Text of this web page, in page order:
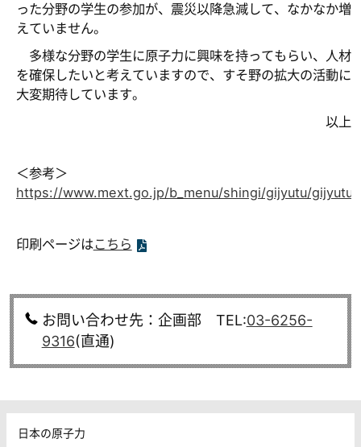
った分野の学生の参加が、震災以降急減して、なかなか増
えていません。
多様な分野の学生に原子力に興味を持ってもらい、人材
を確保したいと考えていますので、すそ野の拡大の活動に
大変期待しています。
以上
＜参考＞
https://www.mext.go.jp/b_menu/shingi/gijyutu/
印刷ページはこちら
お問い合わせ先：企画部 TEL:03-6256-
9316(直通)
日本の原子力